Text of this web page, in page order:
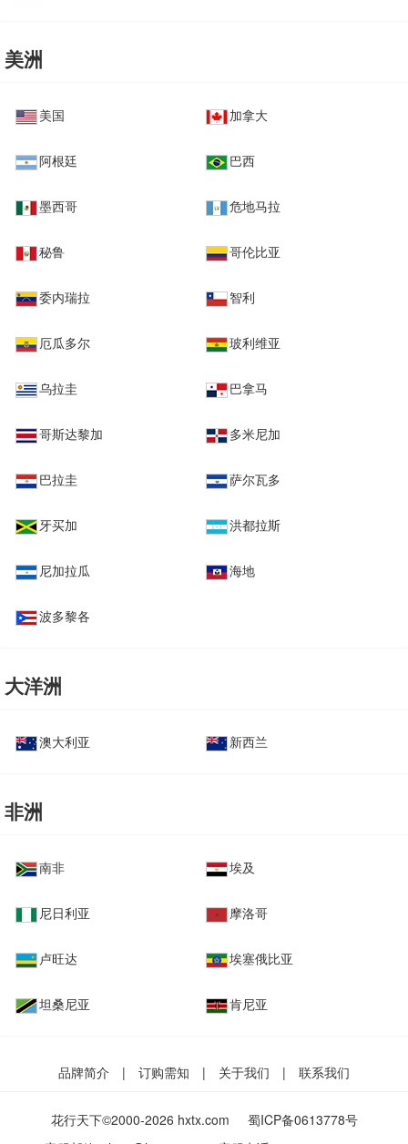
美洲
美国 加拿大
阿根廷 巴西
墨西哥 危地马拉
秘鲁 哥伦比亚
委内瑞拉 智利
厄瓜多尔 玻利维亚
乌拉圭 巴拿马
哥斯达黎加 多米尼加
巴拉圭 萨尔瓦多
牙买加 洪都拉斯
尼加拉瓜 海地
波多黎各
大洋洲
澳大利亚 新西兰
非洲
南非 埃及
尼日利亚 摩洛哥
卢旺达 埃塞俄比亚
坦桑尼亚 肯尼亚
品牌简介 | 订购需知 | 关于我们 | 联系我们
花行天下©2000-2026 hxtx.com
蜀ICP备0613778号